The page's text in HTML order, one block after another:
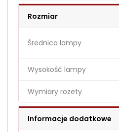
Rozmiar
Średnica lampy
Wysokość lampy
Wymiary rozety
Informacje dodatkowe